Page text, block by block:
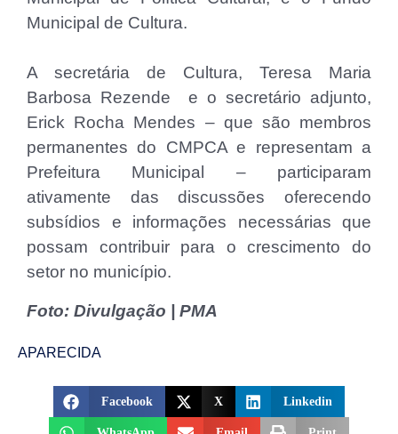
Municipal de Cultura.
A secretária de Cultura, Teresa Maria
Barbosa Rezende e o secretário adjunto,
Erick Rocha Mendes – que são membros
permanentes do CMPCA e representam a
Prefeitura Municipal – participaram
ativamente das discussões oferecendo
subsídios e informações necessárias que
possam contribuir para o crescimento do
setor no município.
Foto: Divulgação | PMA
APARECIDA
Facebook X Linkedin